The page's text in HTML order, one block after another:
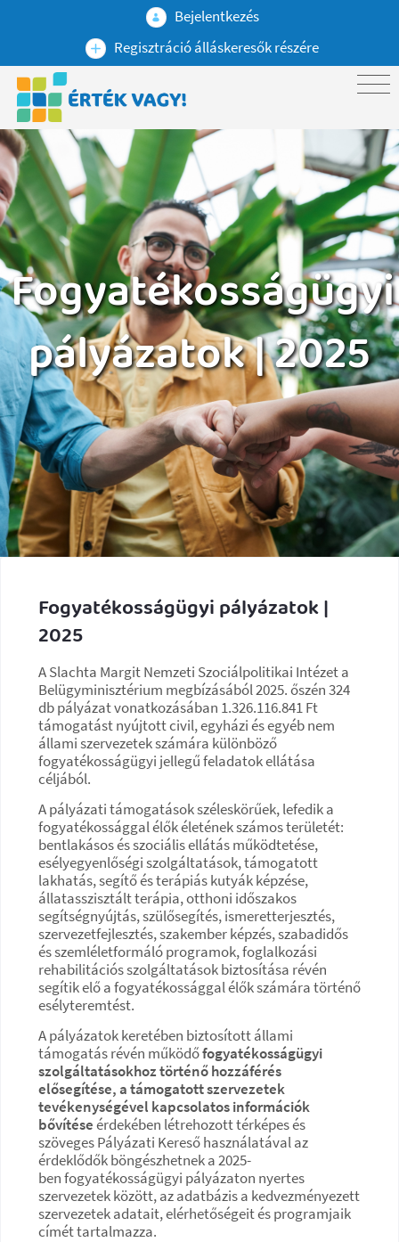
Bejelentkezés
Regisztráció álláskeresők részére
Fogyatékosságügyi
pályázatok | 2025
Fogyatékosságügyi pályázatok |
2025
A Slachta Margit Nemzeti Szociálpolitikai Intézet a
Belügyminisztérium megbízásából 2025. őszén 324
db pályázat vonatkozásában 1.326.116.841 Ft
támogatást nyújtott civil, egyházi és egyéb nem
állami szervezetek számára különböző
fogyatékosságügyi jellegű feladatok ellátása
céljából.
A pályázati támogatások széleskörűek, lefedik a
fogyatékossággal élők életének számos területét:
bentlakásos és szociális ellátás működtetése,
esélyegyenlőségi szolgáltatások, támogatott
lakhatás, segítő és terápiás kutyák képzése,
állatasszisztált terápia, otthoni időszakos
segítségnyújtás, szülősegítés, ismeretterjesztés,
szervezetfejlesztés, szakember képzés, szabadidős
és szemléletformáló programok, foglalkozási
rehabilitációs szolgáltatások biztosítása révén
segítik elő a fogyatékossággal élők számára történő
esélyteremtést.
A pályázatok keretében biztosított állami
támogatás révén működőfogyatékosságügyi
szolgáltatásokhoz történő hozzáférés
elősegítése, a támogatott szervezetek
tevékenységével kapcsolatos információk
bővítéseérdekében létrehozott térképes és
szöveges Pályázati Kereső használatával az
érdeklődők böngészhetnek a 2025-
ben fogyatékosságügyi pályázaton nyertes
szervezetek között, az adatbázis a kedvezményezett
szervezetek adatait, elérhetőségeit és programjaik
címét tartalmazza.